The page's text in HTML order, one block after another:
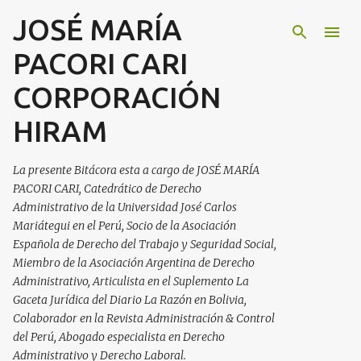
Ir al contenido principal
JOSÉ MARÍA
PACORI CARI
CORPORACIÓN
HIRAM
La presente Bitácora esta a cargo de JOSÉ MARÍA
PACORI CARI, Catedrático de Derecho
Administrativo de la Universidad José Carlos
Mariátegui en el Perú, Socio de la Asociación
Española de Derecho del Trabajo y Seguridad Social,
Miembro de la Asociación Argentina de Derecho
Administrativo, Articulista en el Suplemento La
Gaceta Jurídica del Diario La Razón en Bolivia,
Colaborador en la Revista Administración & Control
del Perú, Abogado especialista en Derecho
Administrativo y Derecho Laboral.